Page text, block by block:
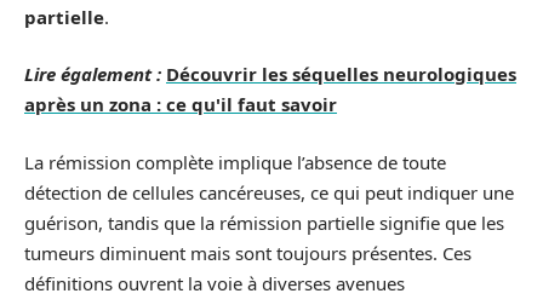
partielle.
Lire également : Découvrir les séquelles neurologiques
après un zona : ce qu'il faut savoir
La rémission complète implique l’absence de toute
détection de cellules cancéreuses, ce qui peut indiquer une
guérison, tandis que la rémission partielle signifie que les
tumeurs diminuent mais sont toujours présentes. Ces
définitions ouvrent la voie à diverses avenues